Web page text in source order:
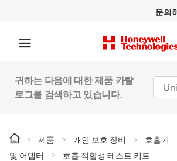
문의
귀하는 다음에 대한 제품 카탈
로그를 검색하고 있습니다.
제품 개인 보호 장비 호흡기
및 어댑터
호흡 적합성 테스트 키트